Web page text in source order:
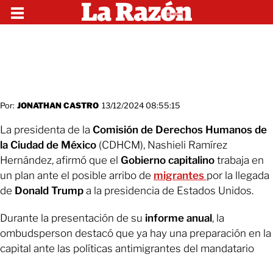
Por: JONATHAN CASTRO 13/12/2024 08:55:15
La presidenta de la Comisión de Derechos Humanos de
la Ciudad de México (CDHCM), Nashieli Ramírez
Hernández, afirmó que el Gobierno capitalino trabaja en
un plan ante el posible arribo de migrantes por la llegada
de Donald Trump a la presidencia de Estados Unidos.
Durante la presentación de su informe anual, la
ombudsperson destacó que ya hay una preparación en la
capital ante las políticas antimigrantes del mandatario